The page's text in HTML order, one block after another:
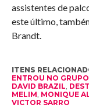
assistentes de
este último,
Brandt.
ITENS
ENTROU NO GRUPO
DAVID BRAZIL,
MELIM, MONIQUE
VICTOR SARRO